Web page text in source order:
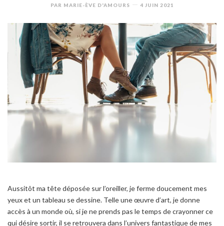
PAR MARIE-ÈVE D'AMOURS 4 JUIN 2021
Aussitôt ma tête déposée sur l’oreiller, je ferme doucement mes
yeux et un tableau se dessine. Telle une œuvre d’art, je donne
accès à un monde où, si je ne prends pas le temps de crayonner ce
qui désire sortir, il se retrouvera dans l’univers fantastique de mes